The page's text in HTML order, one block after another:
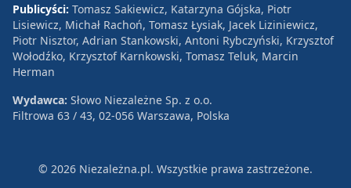
Publicyści: Tomasz Sakiewicz, Katarzyna Gójska, Piotr
Lisiewicz, Michał Rachoń, Tomasz Łysiak, Jacek Liziniewicz,
Piotr Nisztor, Adrian Stankowski, Antoni Rybczyński, Krzysztof
Wołodźko, Krzysztof Karnkowski, Tomasz Teluk, Marcin
Herman
Wydawca: Słowo Niezależne Sp. z o.o.
Filtrowa 63 / 43, 02-056 Warszawa, Polska
© 2026 Niezależna.pl. Wszystkie prawa zastrzeżone.